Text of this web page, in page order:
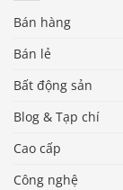
Bán hàng
Bán lẻ
Bất động sản
Blog & Tạp chí
Cao cấp
Công nghệ